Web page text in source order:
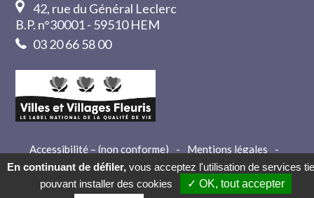
42, rue du Général Leclerc
B.P. n°30001 - 59510 HEM
03 20 66 58 00
Accessibilité – (non conforme) - Mentions légales
-
Crédits
- Contact
En continuant de défiler, vous acceptez l'utilisation de services
pouvant installer des cookies
✓ OK, tout accepter